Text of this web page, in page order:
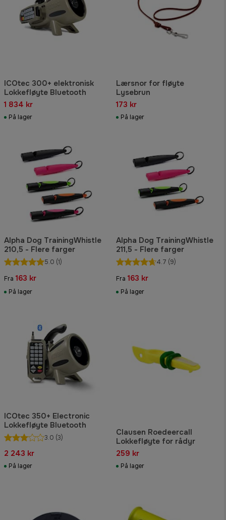
ICOtec 300+ elektronisk
Lokkefløyte Bluetooth
1 834 kr
På lager
Lærsnor for fløyte
Lysebrun
173 kr
På lager
Alpha Dog TrainingWhistle
210,5 - Flere farger
5.0 (1)
Fra 163 kr
På lager
Alpha Dog TrainingWhistle
211,5 - Flere farger
4.7 (9)
Fra 163 kr
På lager
ICOtec 350+ Electronic
Lokkefløyte Bluetooth
3.0 (3)
2 243 kr
På lager
Clausen Roedeercall
Lokkefløyte for rådyr
259 kr
På lager